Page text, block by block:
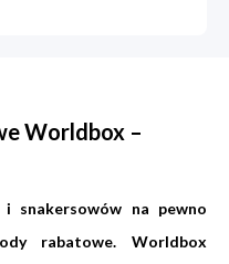
Worldbox –
snakersowów na pewno
rabatowe. Worldbox